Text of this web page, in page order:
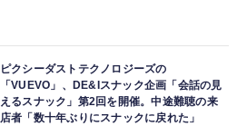
ピクシーダストテクノロジーズの
「VUEVO」、DE&Iスナック企画「会話の見
えるスナック」第2回を開催。中途難聴の来
店者「数十年ぶりにスナックに戻れた」